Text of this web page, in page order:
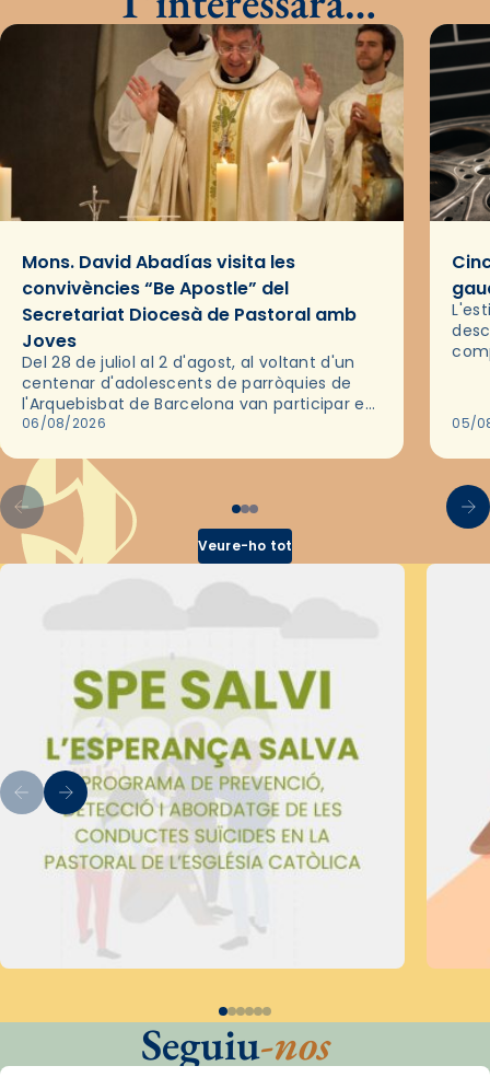
Mons. David Abadías visita les
convivències “Be Apostle” del
Secretariat Diocesà de Pastoral amb
Joves
Del 28 de juliol al 2 d'agost, al voltant d'un
centenar d'adolescents de parròquies de
l'Arquebisbat de Barcelona van participar en
les convivències Be Apostle, organitzades
06/08/2026 05/
Veure-ho tot
Seguiu-nos